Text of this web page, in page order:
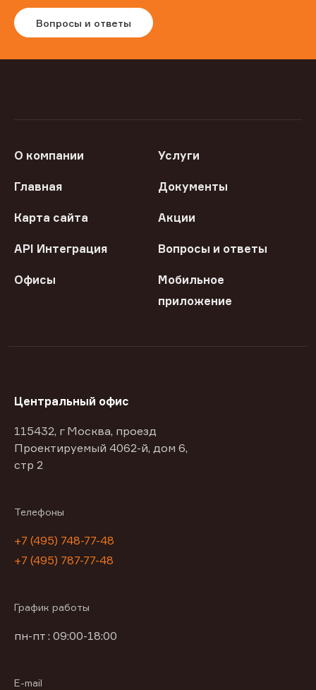
Вопросы и ответы
О компании Услуги
Главная Документы
Карта сайта Акции
API Интеграция Вопросы и ответы
Офисы
Мобильное
приложение
Центральный офис
115432, г Москва, проезд
Проектируемый 4062-й, дом 6,
стр 2
Телефоны
+7 (495) 748-77-48
+7 (495) 787-77-48
График работы
пн-пт : 09:00-18:00
E-mail